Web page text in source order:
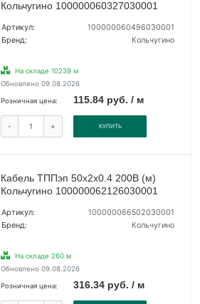
Кольчугино 100000060327030001
Артикул:
100000060496030001
Бренд:
Кольчугино
На складе 10239 м
Обновлено 09.08.2026
Розничная цена: 115.84 руб. / м
- + КУПИТЬ
Кабель ТППэп 50х2х0.4 200В (м)
Кольчугино 100000062126030001
Артикул:
100000066502030001
Бренд:
Кольчугино
На складе 260 м
Обновлено 09.08.2026
Розничная цена: 316.34 руб. / м